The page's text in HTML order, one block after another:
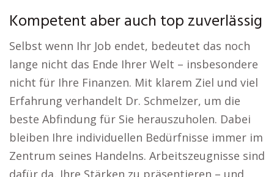
Kompetent aber auch top zuverlässig
Selbst wenn Ihr Job endet, bedeutet das noch
lange nicht das Ende Ihrer Welt – insbesondere
nicht für Ihre Finanzen. Mit klarem Ziel und viel
Erfahrung verhandelt Dr. Schmelzer, um die
beste Abfindung für Sie herauszuholen. Dabei
bleiben Ihre individuellen Bedürfnisse immer im
Zentrum seines Handelns. Arbeitszeugnisse sind
dafür da, Ihre Stärken zu präsentieren – und